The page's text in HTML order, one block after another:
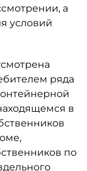
а
условий
ряда
в
по